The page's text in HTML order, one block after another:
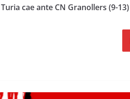
Turia cae ante CN Granollers (9-13)